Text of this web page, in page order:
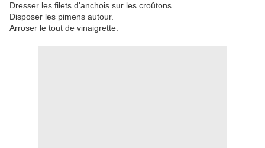
Dresser les filets d'anchois sur les croûtons.
Disposer les pimens autour.
Arroser le tout de vinaigrette.